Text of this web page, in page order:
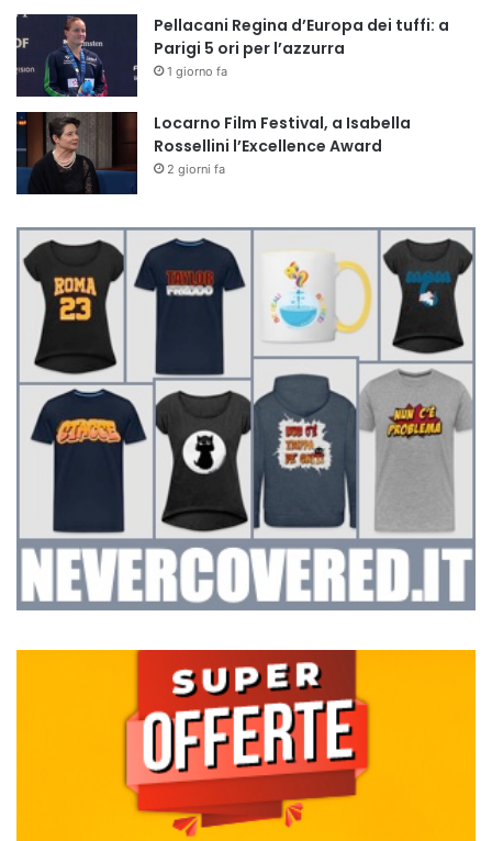
Pellacani Regina d’Europa dei tuffi: a
Parigi 5 ori per l’azzurra
1 giorno fa
Locarno Film Festival, a Isabella
Rossellini l’Excellence Award
2 giorni fa